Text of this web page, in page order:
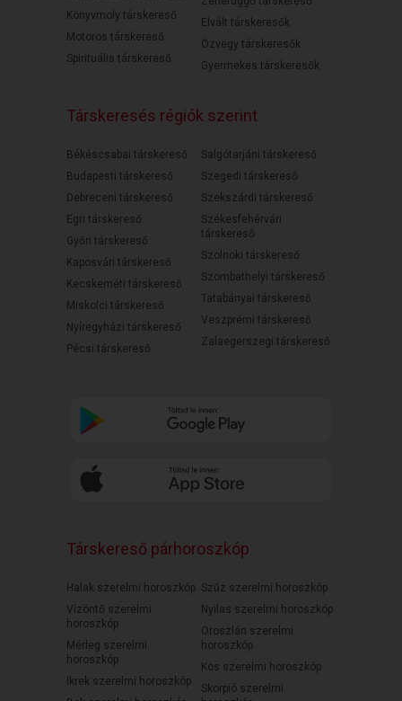
Könyvmoly társkereső
Motoros társkereső
Spirituális társkereső
Elvált társkeresők
Özvegy társkeresők
Gyermekes társkeresők
Társkeresés régiók szerint
Békéscsabai társkereső
Budapesti társkereső
Debreceni társkereső
Egri társkereső
Győri társkereső
Kaposvári társkereső
Kecskeméti társkereső
Miskolci társkereső
Nyíregyházi társkereső
Pécsi társkereső
Salgótarjáni társkereső
Szegedi társkereső
Szekszárdi társkereső
Székesfehérvári
társkereső
Szolnoki társkereső
Szombathelyi társkereső
Tatabányai társkereső
Veszprémi társkereső
Zalaegerszegi társkereső
Társkereső párhoroszkóp
Halak szerelmi horoszkóp
Vízöntő szerelmi
horoszkóp
Mérleg szerelmi
horoszkóp
Ikrek szerelmi horoszkóp
Szűz szerelmi horoszkóp
Nyilas szerelmi horoszkóp
Oroszlán szerelmi
horoszkóp
Kos szerelmi horoszkóp
Skorpió szerelmi